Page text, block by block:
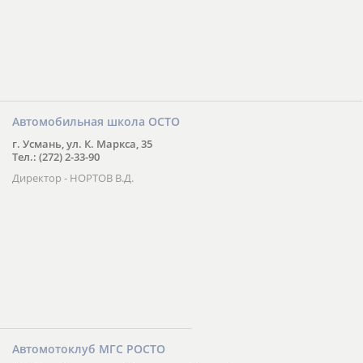
Автомобильная школа ОСТО
г. Усмань, ул. К. Маркса, 35
Тел.: (272) 2-33-90
Директор - НОРТОВ В.Д.
Автомотоклуб МГС РОСТО